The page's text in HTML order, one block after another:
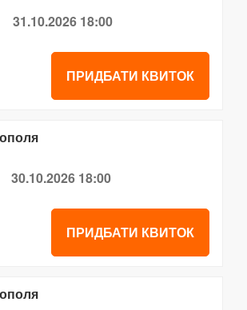
31.10.2026 18:00
ПРИДБАТИ КВИТОК
30.10.2026 18:00
ПРИДБАТИ КВИТОК